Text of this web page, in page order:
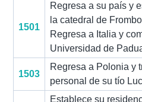
1501
Regresa a su país y
la catedral de
Regresa a Italia y
Universidad de
1503
Regresa a Polonia y
personal de su tío
Establece su